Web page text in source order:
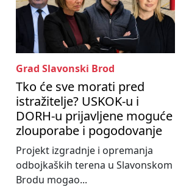
Grad Slavonski Brod
Tko će sve morati pred
istražitelje? USKOK-u i
DORH-u prijavljene moguće
zlouporabe i pogodovanje
Projekt izgradnje i opremanja
odbojkaških terena u Slavonskom
Brodu mogao...